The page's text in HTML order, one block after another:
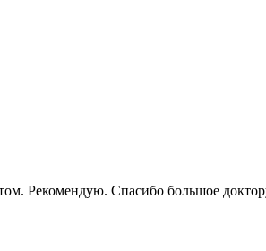
Рекомендую. Спасибо большое